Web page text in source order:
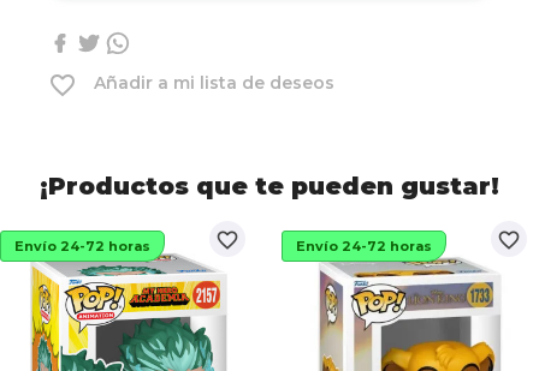
favorite_border Añadir a mi lista de deseos
¡Productos que te pueden gustar!
favorite_border
Envío 24-72 horas favorite_border
Envío 24-72 horas